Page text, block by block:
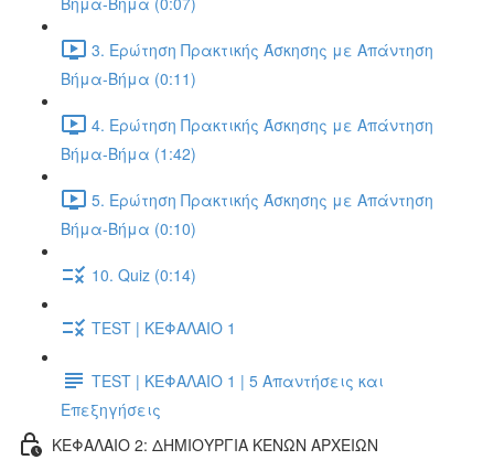
3. Ερώτηση Πρακτικής Άσκησης με Απάντηση
Βήμα-Βήμα (0:11)
4. Ερώτηση Πρακτικής Άσκησης με Απάντηση
Βήμα-Βήμα (1:42)
5. Ερώτηση Πρακτικής Άσκησης με Απάντηση
Βήμα-Βήμα (0:10)
10. Quiz (0:14)
TEST | ΚΕΦΑΛΑΙΟ 1
TEST | ΚΕΦΑΛΑΙΟ 1 | 5 Απαντήσεις και
Επεξηγήσεις
ΚΕΦΑΛΑΙΟ 2: ΔΗΜΙΟΥΡΓΙΑ ΚΕΝΩΝ ΑΡΧΕΙΩΝ